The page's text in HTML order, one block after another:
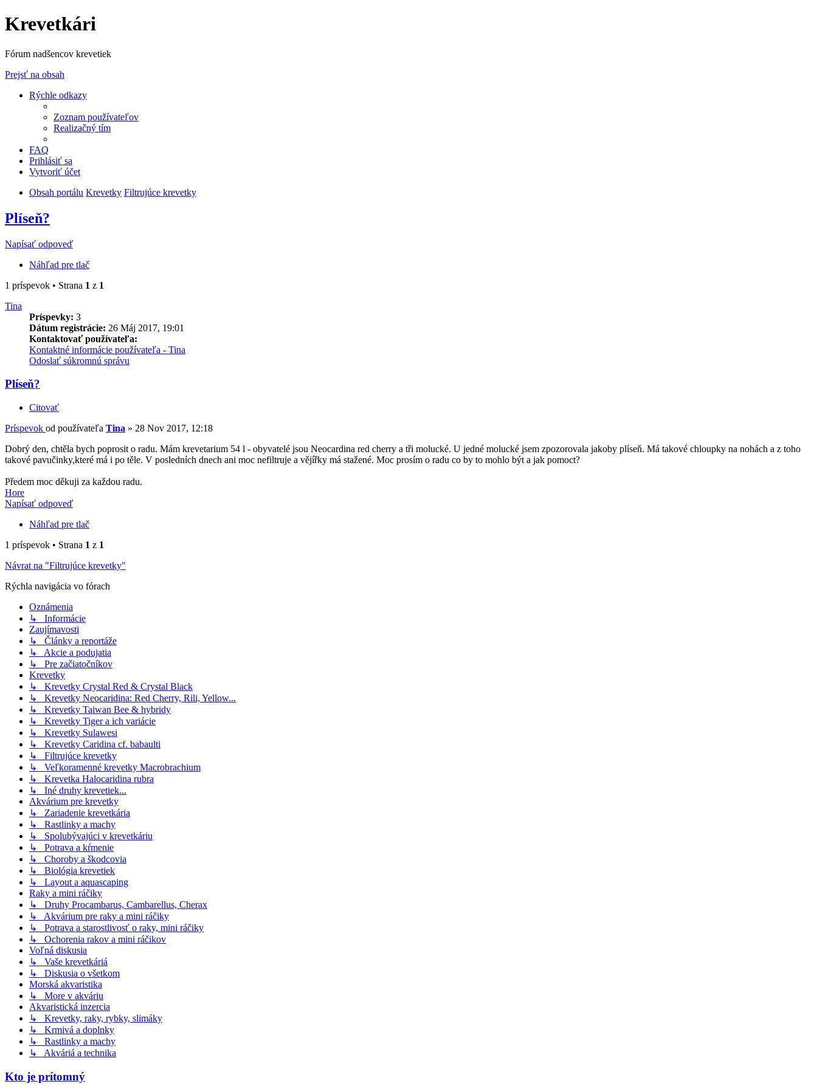
Krevetkári
Fórum nadšencov krevetiek
Prejsť na obsah
Rýchle odkazy
Zoznam používateľov
Realizačný tím
FAQ
Prihlásiť sa
Vytvoriť účet
Obsah portálu Krevetky Filtrujúce krevetky
Plíseň?
Napísať odpoveď
Náhľad pre tlač
1 príspevok • Strana 1 z 1
Tina
Príspevky: 3
Dátum registrácie: 26 Máj 2017, 19:01
Kontaktovať používateľa:
Kontaktné informácie používateľa - Tina
Odoslať súkromnú správu
Plíseň?
Citovať
Príspevok od používateľa Tina » 28 Nov 2017, 12:18
Dobrý den, chtěla bych poprosit o radu. Mám krevetarium 54 l - obyvatelé jsou Neocardina red cherry a tři molucké. U jedné molucké jsem zpozorovala jakoby plíseň. Má takové chloupky na nohách a z toho
takové pavučinky,které má i po těle. V posledních dnech ani moc nefiltruje a vějířky má stažené. Moc prosím o radu co by to mohlo být a jak pomoct?
Předem moc děkuji za každou radu.
Hore
Napísať odpoveď
Náhľad pre tlač
1 príspevok • Strana 1 z 1
Návrat na "Filtrujúce krevetky"
Rýchla navigácia vo fórach
Oznámenia
↳ Informácie
Zaujímavosti
↳ Články a reportáže
↳ Akcie a podujatia
↳ Pre začiatočníkov
Krevetky
↳ Krevetky Crystal Red & Crystal Black
↳ Krevetky Neocaridina: Red Cherry, Rili, Yellow...
↳ Krevetky Taiwan Bee & hybridy
↳ Krevetky Tiger a ich variácie
↳ Krevetky Sulawesi
↳ Krevetky Caridina cf. babaulti
↳ Filtrujúce krevetky
↳ Veľkoramenné krevetky Macrobrachium
↳ Krevetka Halocaridina rubra
↳ Iné druhy krevetiek...
Akvárium pre krevetky
↳ Zariadenie krevetkária
↳ Rastlinky a machy
↳ Spolubývajúci v krevetkáriu
↳ Potrava a kŕmenie
↳ Choroby a škodcovia
↳ Biológia krevetiek
↳ Layout a aquascaping
Raky a mini ráčiky
↳ Druhy Procambarus, Cambarellus, Cherax
↳ Akvárium pre raky a mini ráčiky
↳ Potrava a starostlivosť o raky, mini ráčiky
↳ Ochorenia rakov a mini ráčikov
Voľná diskusia
↳ Vaše krevetkáriá
↳ Diskusia o všetkom
Morská akvaristika
↳ More v akváriu
Akvaristická inzercia
↳ Krevetky, raky, rybky, slimáky
↳ Krmivá a doplnky
↳ Rastlinky a machy
↳ Akváriá a technika
Kto je prítomný